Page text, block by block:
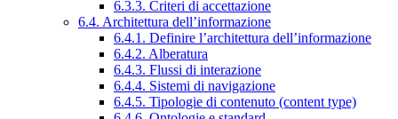
6.3.3. Criteri di accettazione
6.4. Architettura dell’informazione
6.4.1. Definire l’architettura dell’informazione
6.4.2. Alberatura
6.4.3. Flussi di interazione
6.4.4. Sistemi di navigazione
6.4.5. Tipologie di contenuto (content type)